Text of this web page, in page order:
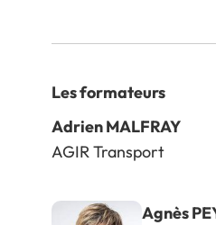
Les formateurs
Adrien MALFRAY
AGIR Transport
Agnès